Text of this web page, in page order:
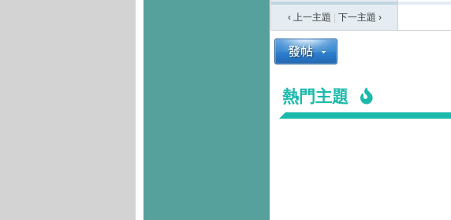
‹ 上一主題
下一主題 ›
熱門主題